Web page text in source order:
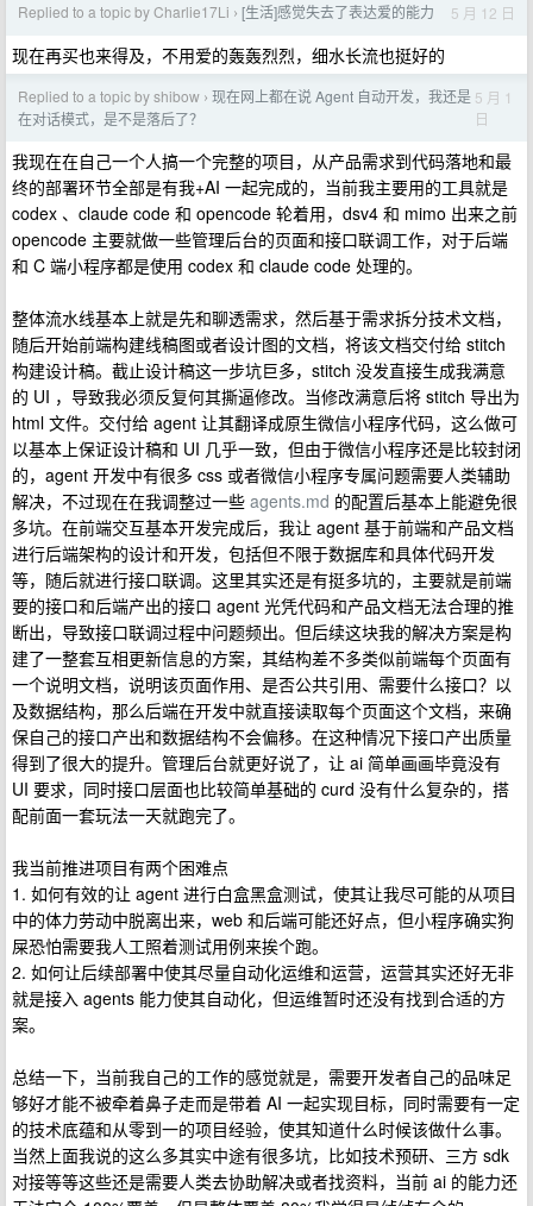
Replied to a topic by Charlie17Li › [生活]感觉失去了表达爱的能力 5 月 12 日
现在再买也来得及，不用爱的轰轰烈烈，细水长流也挺好的
Replied to a topic by shibow › 现在网上都在说 Agent 自动开发，我还是
在对话模式，是不是落后了？
5 月 1
日
我现在在自己一个人搞一个完整的项目，从产品需求到代码落地和最
终的部署环节全部是有我+AI 一起完成的，当前我主要用的工具就是
codex 、claude code 和 opencode 轮着用，dsv4 和 mimo 出来之前
opencode 主要就做一些管理后台的页面和接口联调工作，对于后端
和 C 端小程序都是使用 codex 和 claude code 处理的。
整体流水线基本上就是先和聊透需求，然后基于需求拆分技术文档，
随后开始前端构建线稿图或者设计图的文档，将该文档交付给 stitch
构建设计稿。截止设计稿这一步坑巨多，stitch 没发直接生成我满意
的 UI ，导致我必须反复何其撕逼修改。当修改满意后将 stitch 导出为
html 文件。交付给 agent 让其翻译成原生微信小程序代码，这么做可
以基本上保证设计稿和 UI 几乎一致，但由于微信小程序还是比较封闭
的，agent 开发中有很多 css 或者微信小程序专属问题需要人类辅助
解决，不过现在在我调整过一些 agents.md 的配置后基本上能避免很
多坑。在前端交互基本开发完成后，我让 agent 基于前端和产品文档
进行后端架构的设计和开发，包括但不限于数据库和具体代码开发
等，随后就进行接口联调。这里其实还是有挺多坑的，主要就是前端
要的接口和后端产出的接口 agent 光凭代码和产品文档无法合理的推
断出，导致接口联调过程中问题频出。但后续这块我的解决方案是构
建了一整套互相更新信息的方案，其结构差不多类似前端每个页面有
一个说明文档，说明该页面作用、是否公共引用、需要什么接口？以
及数据结构，那么后端在开发中就直接读取每个页面这个文档，来确
保自己的接口产出和数据结构不会偏移。在这种情况下接口产出质量
得到了很大的提升。管理后台就更好说了，让 ai 简单画画毕竟没有
UI 要求，同时接口层面也比较简单基础的 curd 没有什么复杂的，搭
配前面一套玩法一天就跑完了。
我当前推进项目有两个困难点
1. 如何有效的让 agent 进行白盒黑盒测试，使其让我尽可能的从项目
中的体力劳动中脱离出来，web 和后端可能还好点，但小程序确实狗
屎恐怕需要我人工照着测试用例来挨个跑。
2. 如何让后续部署中使其尽量自动化运维和运营，运营其实还好无非
就是接入 agents 能力使其自动化，但运维暂时还没有找到合适的方
案。
总结一下，当前我自己的工作的感觉就是，需要开发者自己的品味足
够好才能不被牵着鼻子走而是带着 AI 一起实现目标，同时需要有一定
的技术底蕴和从零到一的项目经验，使其知道什么时候该做什么事。
当然上面我说的这么多其实中途有很多坑，比如技术预研、三方 sdk
对接等等这些还是需要人类去协助解决或者找资料，当前 ai 的能力还